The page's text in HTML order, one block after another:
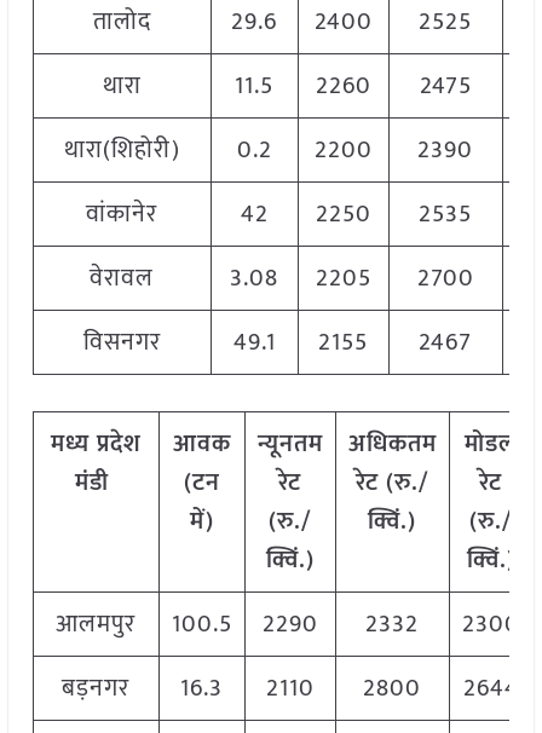
तालोद
29.6 2400 2525
थारा
11.5 2260 2475
थारा(शिहोरी)
0.2 2200 2390
वांकानेर
42 2250 2535
वेरावल
3.08 2205 2700
विसनगर
49.1 2155 2467
मध्यप्रदेश
मंडी
आवक
(टन
में)
न्यूनतम
रेट
(रु./
क्विं.)
अधिकतम
रेट (रु./
क्विं.)
मोडल
रेट
(रु./
क्विं.)
आलमपुर
100.5 2290 2332
2300
बड़नगर
16.3 2110 2800
2644